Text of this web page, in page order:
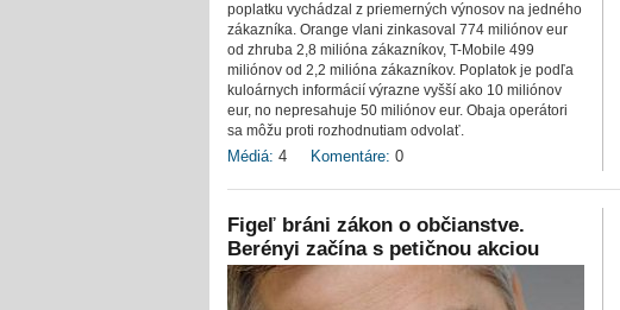
poplatku vychádzal z priemerných výnosov na jedného
zákazníka. Orange vlani zinkasoval 774 miliónov eur
od zhruba 2,8 milióna zákazníkov, T-Mobile 499
miliónov od 2,2 milióna zákazníkov. Poplatok je podľa
kuloárnych informácií výrazne vyšší ako 10 miliónov
eur, no nepresahuje 50 miliónov eur. Obaja operátori
sa môžu proti rozhodnutiam odvolať.
Médiá: 4 Komentáre: 0
Figeľ bráni zákon o občianstve.
Berényi začína s petičnou akciou